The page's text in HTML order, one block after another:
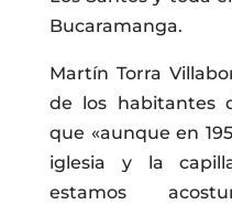
Bucaramanga.
Martín Torra
de los habitantes
que «aunque en
iglesia y la
estamos